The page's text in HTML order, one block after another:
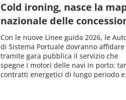
Cold ironing, nasce la
nazionale delle
Con le nuove Linee guida 2026, le
di Sistema Portuale dovranno affidare
tramite gara pubblica il servizio che
spegne i motori delle navi in porto:
contratti energetici di lungo periodo